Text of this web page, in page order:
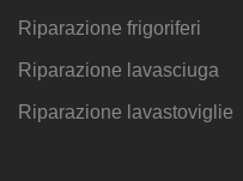
Riparazione frigoriferi
Riparazione lavasciuga
Riparazione lavastoviglie